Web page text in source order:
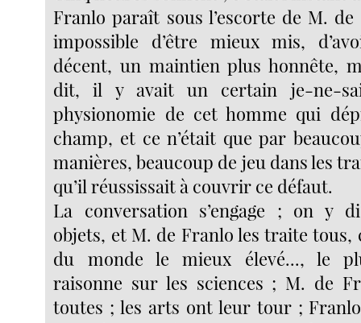
Franlo paraît sous l’escorte de M.
impossible d’être mieux mis,
décent, un maintien plus honnête,
dit, il y avait un certain je-ne-
physionomie de cet homme qui
champ, et ce n’était que par
manières, beaucoup de jeu dans les
qu’il réussissait à couvrir ce défaut.
La conversation s’engage ; on y
objets, et M. de Franlo les traite tous,
du monde le mieux élevé..., le
raisonne sur les sciences ; M. de
toutes ; les arts ont leur tour ;